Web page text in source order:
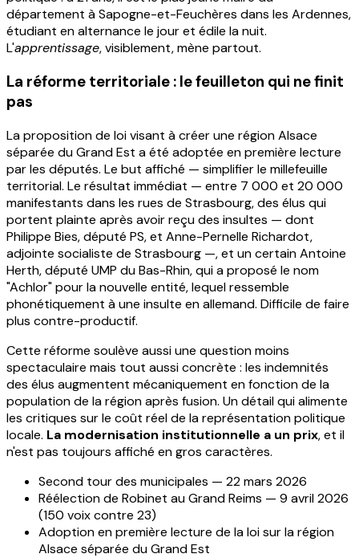
département à Sapogne-et-Feuchères dans les Ardennes,
étudiant en alternance le jour et édile la nuit.
L'apprentissage, visiblement, mène partout.
La réforme territoriale : le feuilleton qui ne finit
pas
La proposition de loi visant à créer une région Alsace
séparée du Grand Est a été adoptée en première lecture
par les députés. Le but affiché — simplifier le millefeuille
territorial. Le résultat immédiat — entre 7 000 et 20 000
manifestants dans les rues de Strasbourg, des élus qui
portent plainte après avoir reçu des insultes — dont
Philippe Bies, député PS, et Anne-Pernelle Richardot,
adjointe socialiste de Strasbourg —, et un certain Antoine
Herth, député UMP du Bas-Rhin, qui a proposé le nom
"Achlor" pour la nouvelle entité, lequel ressemble
phonétiquement à une insulte en allemand. Difficile de faire
plus contre-productif.
Cette réforme soulève aussi une question moins
spectaculaire mais tout aussi concrète : les indemnités
des élus augmentent mécaniquement en fonction de la
population de la région après fusion. Un détail qui alimente
les critiques sur le coût réel de la représentation politique
locale. La modernisation institutionnelle a un prix, et il
n'est pas toujours affiché en gros caractères.
Second tour des municipales — 22 mars 2026
Réélection de Robinet au Grand Reims — 9 avril 2026
(150 voix contre 23)
Adoption en première lecture de la loi sur la région
Alsace séparée du Grand Est